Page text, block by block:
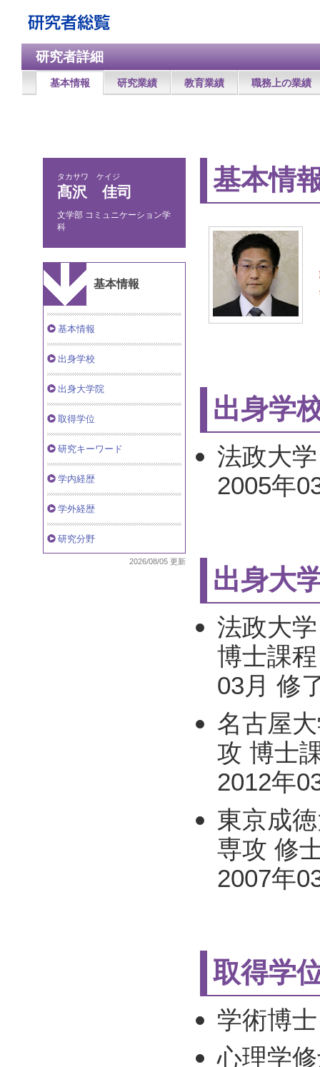
研究者詳細
基本情報 研究業績 教育業績 職務上の業績
タカサワ ケイジ
髙沢 佳司
文学部 コミュニケーション学
科
基本情報
基本情報
出身学校
出身大学院
取得学位
研究キーワード
学内経歴
学外経歴
研究分野
2026/08/05 更新
基本情
出身学
法政大
2005年
出身大
法政大
博士課
03月 修
名古屋
攻 博士
2012年
東京成
専攻 修
2007年
取得学
学術博
心理学